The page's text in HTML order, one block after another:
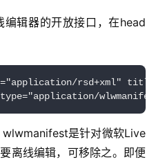
辑器的开放接口，在head
rsd+xml"
wlwmanifest是针对微软Live
离线编辑，可移除之。即便